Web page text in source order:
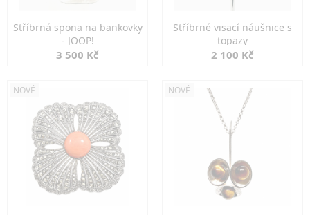
Stříbrná spona na bankovky
- JOOP!
3 500 Kč
Stříbrné visací náušnice s
topazy
2 100 Kč
NOVÉ NOVÉ